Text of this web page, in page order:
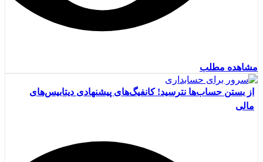
مشاهده مطلب
از بستن حساب‌ها نترسید! کانفیگ‌های پیشنهادی دیتابیس‌های
مالی